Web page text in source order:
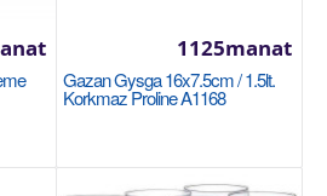
Halananlara goş
Gazan Gysga 16x7.5cm / 1.5lt.
Korkmaz Proline A1168
1125manat